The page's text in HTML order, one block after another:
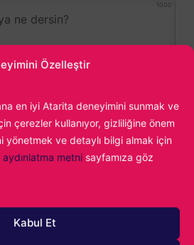
Özelleştir
en iyi Atarita deneyimini sunmak ve
çerezler kullanıyor, gizliliğine önem
yönetmek ve detaylı bilgi almak için
aydınlatma metni sayfamıza göz
Kabul Et
1000